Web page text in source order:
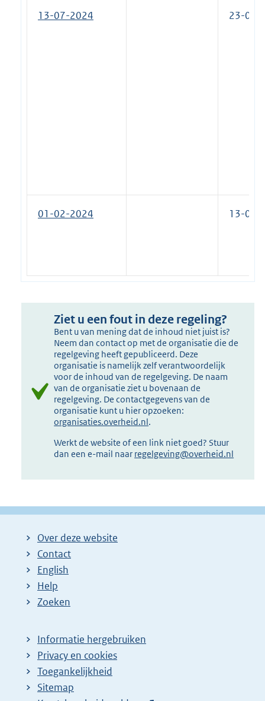
13-07-2024 23-04-
01-02-2024 13-07-
Ziet u een fout in deze regeling?
Bent u van mening dat de inhoud niet juist is?
Neem dan contact op met de organisatie die de
regelgeving heeft gepubliceerd. Deze
organisatie is namelijk zelf verantwoordelijk
voor de inhoud van de regelgeving. De naam
van de organisatie ziet u bovenaan de
regelgeving. De contactgegevens van de
organisatie kunt u hier opzoeken:
organisaties.overheid.nl.
Werkt de website of een link niet goed? Stuur
dan een e-mail naar regelgeving@overheid.nl
Over deze website
Contact
English
Help
Zoeken
Informatie hergebruiken
Privacy en cookies
Toegankelijkheid
Sitemap